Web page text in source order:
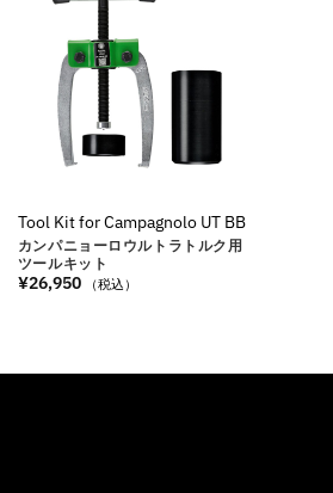
Tool Kit for Campagnolo UT BB
カンパニョーロウルトラトルク用
ツールキット
¥26,950 （税込）